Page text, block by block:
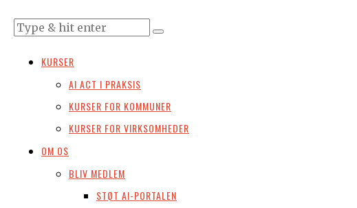
KURSER
AI ACT I PRAKSIS
KURSER FOR KOMMUNER
KURSER FOR VIRKSOMHEDER
OM OS
BLIV MEDLEM
STØT AI-PORTALEN